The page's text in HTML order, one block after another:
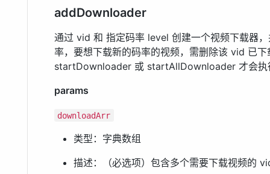
addDownloader
通过 vid 和 指定码率 level 创建一个视频下载器
率，要想下载新的码率的视频，需删除该 vid 已
startDownloader 或 startAllDownloader 才会执
params
downloadArr
类型：字典数组
描述：（必选项）包含多个需要下载视频的